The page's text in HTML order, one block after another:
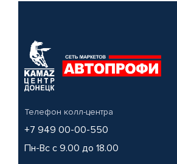
Телефон колл-центра
+7 949 00-00-550
Пн-Вс с 9.00 до 18.00